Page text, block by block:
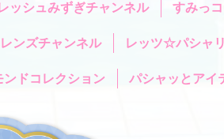
ッシュみずぎチャンネル すみっ
ンズチャンネル レッツ☆パシャ
ドコレクション パシャッとアイ